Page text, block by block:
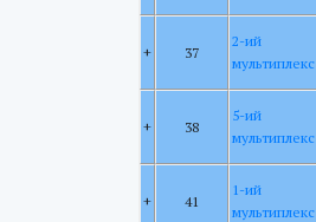
+ 37
2-ий
мультиплекс
+ 38
5-ий
мультиплекс
+ 41
1-ий
мультиплекс